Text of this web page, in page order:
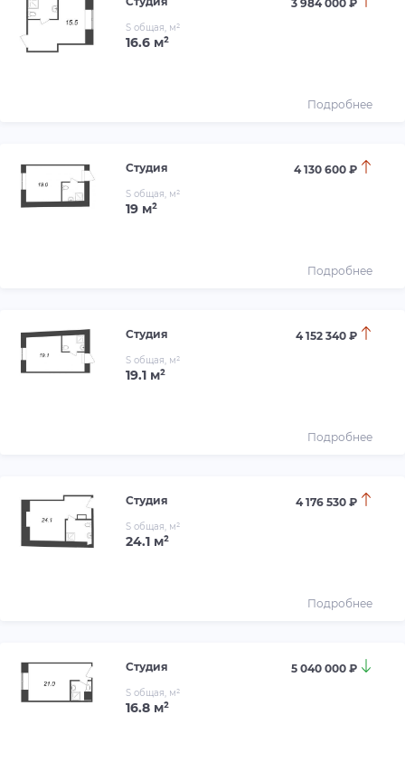
3 984 000 ₽
S общая, м²
16.6 м²
Подробнее
Студия 4 130 600 ₽
S общая, м²
19 м²
Подробнее
Студия 4 152 340 ₽
S общая, м²
19.1 м²
Подробнее
Студия 4 176 530 ₽
S общая, м²
24.1 м²
Подробнее
Студия 5 040 000 ₽
S общая, м²
16.8 м²